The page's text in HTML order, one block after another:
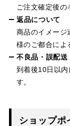
ご注文確定後の
返品について
商品のイメージ
様のご都合によ
不良品・誤配送
到着後10日以内
す。
ショップポ